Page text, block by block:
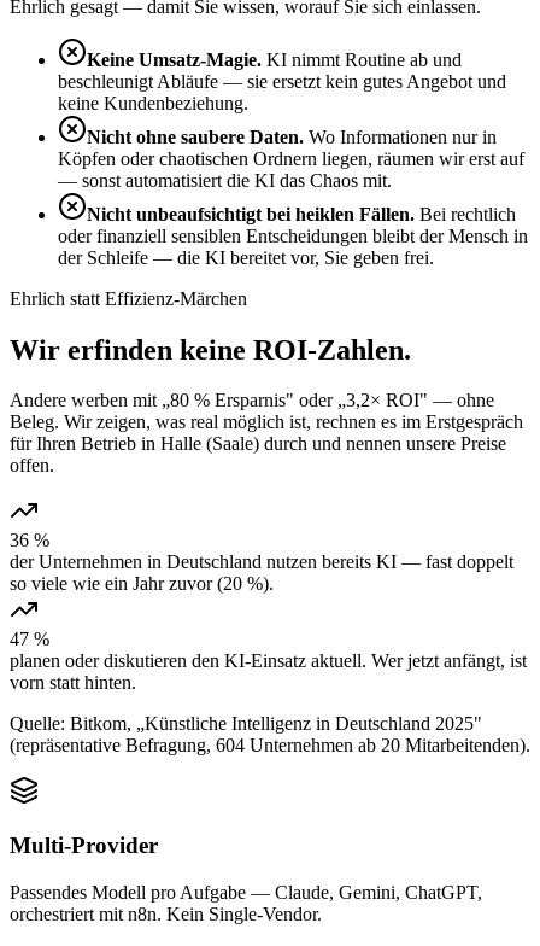
Ehrlich gesagt — damit Sie wissen, worauf Sie sich einlassen.
Keine Umsatz-Magie. KI nimmt Routine ab und
beschleunigt Abläufe — sie ersetzt kein gutes Angebot und
keine Kundenbeziehung.
Nicht ohne saubere Daten. Wo Informationen nur in
Köpfen oder chaotischen Ordnern liegen, räumen wir erst auf
— sonst automatisiert die KI das Chaos mit.
Nicht unbeaufsichtigt bei heiklen Fällen. Bei rechtlich
oder finanziell sensiblen Entscheidungen bleibt der Mensch in
der Schleife — die KI bereitet vor, Sie geben frei.
Ehrlich statt Effizienz-Märchen
Wir erfinden keine ROI-Zahlen.
Andere werben mit „80 % Ersparnis" oder „3,2× ROI" — ohne
Beleg. Wir zeigen, was real möglich ist, rechnen es im Erstgespräch
für Ihren Betrieb in Halle (Saale) durch und nennen unsere Preise
offen.
36 %
der Unternehmen in Deutschland nutzen bereits KI — fast doppelt
so viele wie ein Jahr zuvor (20 %).
47 %
planen oder diskutieren den KI-Einsatz aktuell. Wer jetzt anfängt, ist
vorn statt hinten.
Quelle: Bitkom, „Künstliche Intelligenz in Deutschland 2025"
(repräsentative Befragung, 604 Unternehmen ab 20 Mitarbeitenden).
Multi-Provider
Passendes Modell pro Aufgabe — Claude, Gemini, ChatGPT,
orchestriert mit n8n. Kein Single-Vendor.